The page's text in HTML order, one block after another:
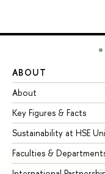
ABOUT
About
Key Figures & Facts
Sustainability at HSE
Faculties &